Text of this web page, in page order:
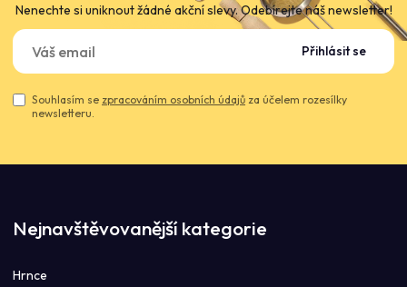
Nenechte si uniknout žádné akční slevy. Odebírejte náš newsletter!
Přihlásit se
Souhlasím se zpracováním osobních údajů za účelem rozesílky
newsletteru.
Nejnavštěvovanější kategorie
Hrnce